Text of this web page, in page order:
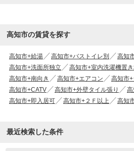
高知市の賃貸を探す
高知市+給湯 高知市+バストイレ別
高知
高知市+洗面所独立
高知市+室内洗濯機置
高知市+南向き
高知市+エアコン
高知市
高知市+CATV
高知市+外壁タイル張り
高知市+即入居可
高知市+２Ｆ以上 高知
最近検索した条件